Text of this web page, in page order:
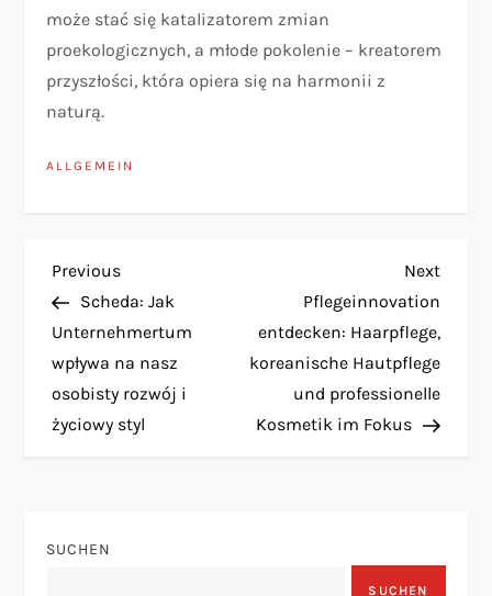
może stać się katalizatorem zmian
proekologicznych, a młode pokolenie – kreatorem
przyszłości, która opiera się na harmonii z
naturą.
ALLGEMEIN
B
e
i
t
a
Previous
Post
Previous
Scheda: Jak
Unternehmertum
wpływa na nasz
osobisty rozwój i
życiowy styl
Next
Post
Next
Pflegeinnovation
entdecken: Haarpflege,
koreanische Hautpflege
und professionelle
Kosmetik im Fokus
SUCHEN
SUCHEN